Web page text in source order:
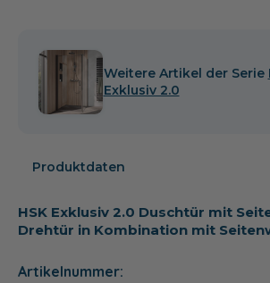
Weitere Artikel der Serie
Exklusiv 2.0
Produktdaten
HSK Exklusiv 2.0 Duschtür mit
Drehtür in Kombination mit
Artikelnummer: